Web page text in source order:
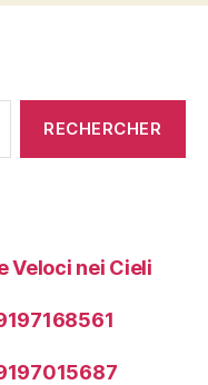
Veloci nei Cieli